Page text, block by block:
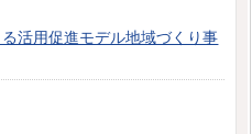
活用促進モデル地域づくり事